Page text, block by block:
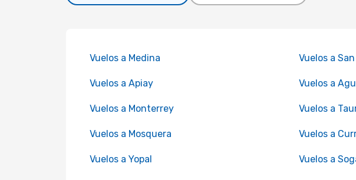
Vuelos a Medina Vuelos a
Vuelos a Apiay Vuelos a
Vuelos a Monterrey Vuelos a
Vuelos a Mosquera Vuelos a
Vuelos a Yopal Vuelos a